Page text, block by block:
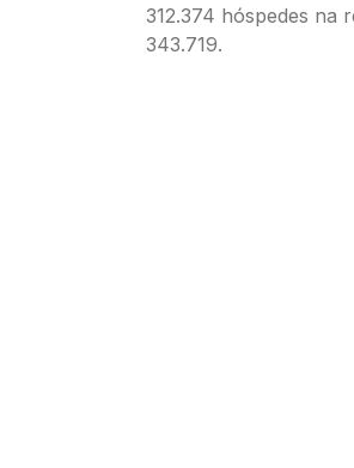
312.374 hóspedes na
343.719.